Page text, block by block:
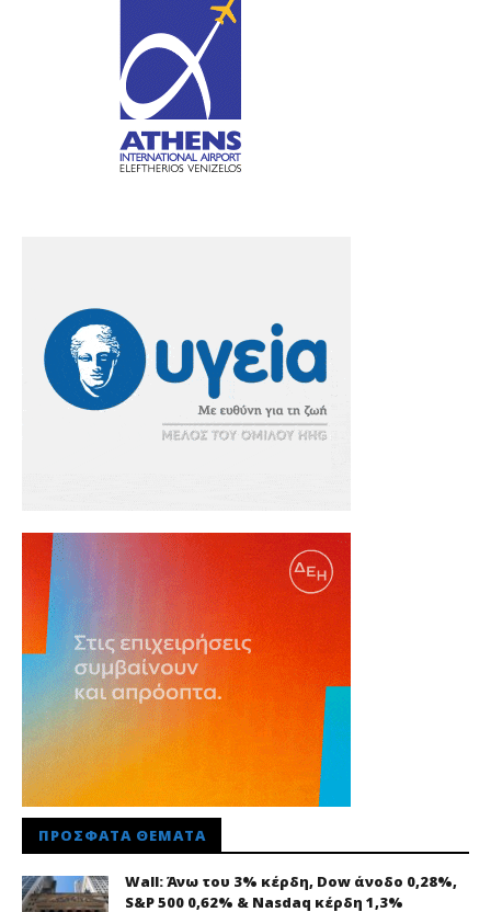
ΠΡΌΣΦΑΤΑ ΘΈΜΑΤΑ
Wall: Άνω του 3% κέρδη, Dow άνοδο 0,28%,
S&P 500 0,62% & Nasdaq κέρδη 1,3%